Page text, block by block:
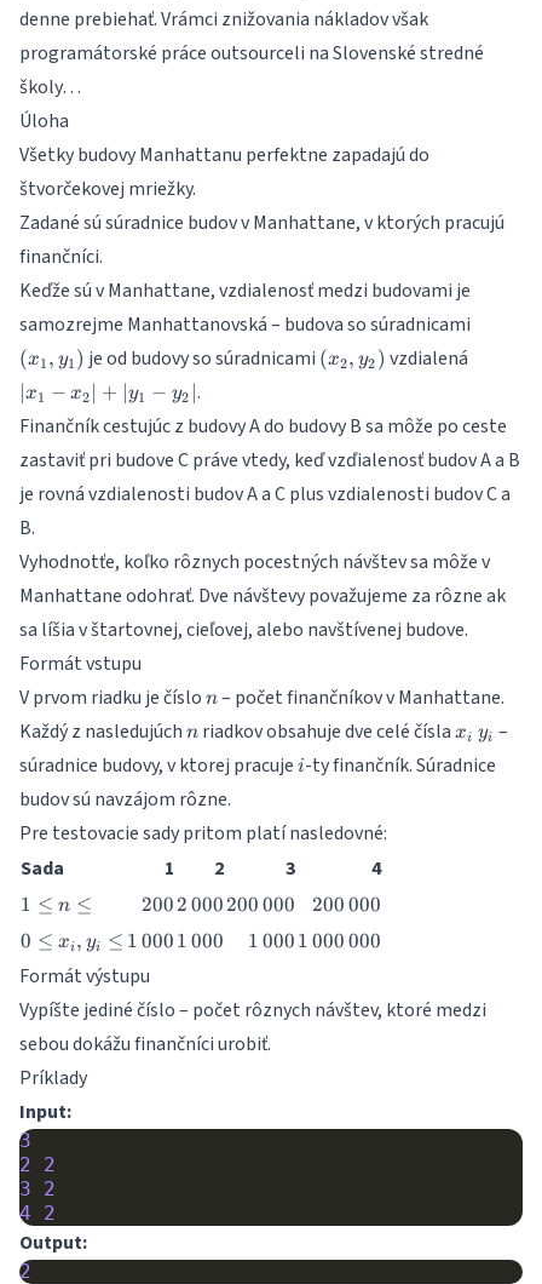
denne prebiehať. Vrámci znižovania nákladov však
programátorské práce outsourceli na Slovenské stredné
školy…
Úloha
Všetky budovy Manhattanu perfektne zapadajú do
štvorčekovej mriežky.
Zadané sú súradnice budov v Manhattane, v ktorých pracujú
finančníci.
Keďže sú v Manhattane, vzdialenosť medzi budovami je
samozrejme Manhattanovská – budova so súradnicami
(x1 , y1 ) je od budovy so súradnicami (x_2
,
(x2, y2 ) vzdialená
+
|y_1
y_2|
x1 − x2 + y1 − y2 .
Finančník cestujúc z budovy A do budovy B sa môže po ceste
zastaviť pri budove C práve vtedy, keď vzďialenosť budov A a B
je rovná vzdialenosti budov A a C plus vzdialenosti budov C a
B.
Vyhodnotťe, koľko rôznych pocestných návštev sa môže v
Manhattane odohrať. Dve návštevy považujeme za rôzne ak
sa líšia v štartovnej, cieľovej, alebo navštívenej budove.
Formát vstupu
V prvom riadku je číslo n
n– počet finančníkov v Manhattane.
Každý z nasledujúch n
n riadkov obsahuje dve celé čísla x_i\
xi yi –
súradnice budovy, v ktorej pracuje i
i-ty finančník. Súradnice
budov sú navzájom rôzne.
Pre testovacie sady pritom platí nasledovné:
Sada
1 2 3 4
1\leq
1 ≤ n ≤ 200
200 2\,000
2 000 200\,000
200 000 200\,000
200 000
0\leq
y_i\leq
0 ≤ xi, yi ≤ 1\,000
1 000 1\,000
1 000 1\,000
1 000 1\,000\,000
1 000 000
Formát výstupu
Vypíšte jediné číslo – počet rôznych návštev, ktoré medzi
sebou dokážu finančníci urobiť.
Príklady
Input:
3
2
2
3
2
4
2
Output:
2